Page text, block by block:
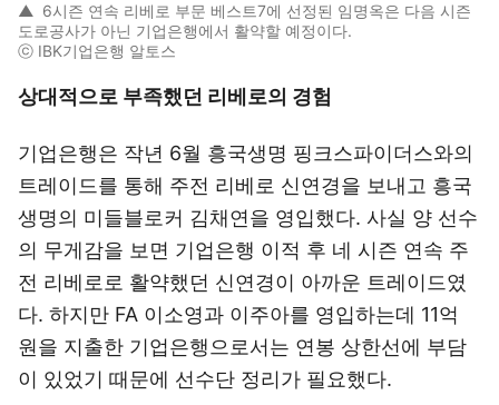
▲ 6시즌 연속 리베로 부문 베스트7에 선정된 임명옥은 다음 시즌
도로공사가 아닌 기업은행에서 활약할 예정이다.
ⓒ IBK기업은행 알토스
상대적으로 부족했던 리베로의 경험
기업은행은 작년 6월 흥국생명 핑크스파이더스와의
트레이드를 통해 주전 리베로 신연경을 보내고 흥국
생명의 미들블로커 김채연을 영입했다. 사실 양 선수
의 무게감을 보면 기업은행 이적 후 네 시즌 연속 주
전 리베로로 활약했던 신연경이 아까운 트레이드였
다. 하지만 FA 이소영과 이주아를 영입하는데 11억
원을 지출한 기업은행으로서는 연봉 상한선에 부담
이 있었기 때문에 선수단 정리가 필요했다.